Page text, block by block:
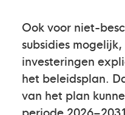
Ook voor niet-
subsidies
investeringen
het beleidsplan.
van het plan
periode